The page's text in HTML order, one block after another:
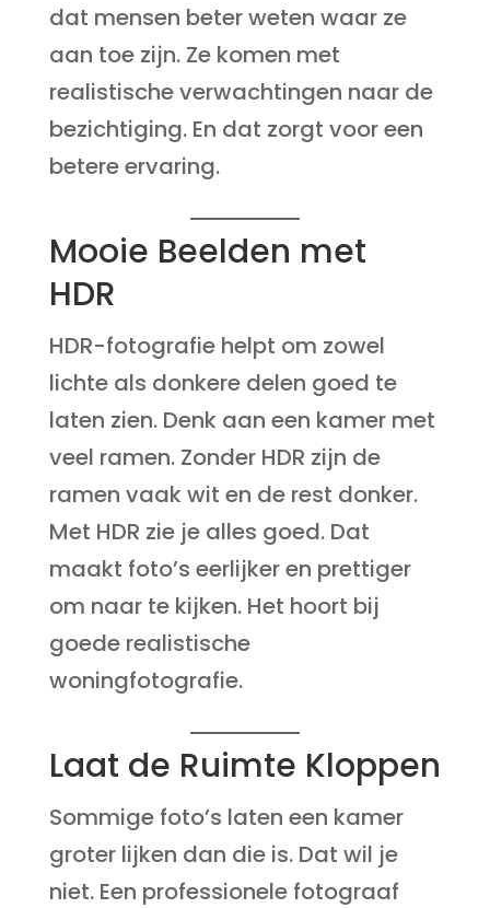
dat mensen beter weten waar ze
aan toe zijn. Ze komen met
realistische verwachtingen naar de
bezichtiging. En dat zorgt voor een
betere ervaring.
Mooie Beelden met
HDR
HDR-fotografie helpt om zowel
lichte als donkere delen goed te
laten zien. Denk aan een kamer met
veel ramen. Zonder HDR zijn de
ramen vaak wit en de rest donker.
Met HDR zie je alles goed. Dat
maakt foto’s eerlijker en prettiger
om naar te kijken. Het hoort bij
goede realistische
woningfotografie.
Laat de Ruimte Kloppen
Sommige foto’s laten een kamer
groter lijken dan die is. Dat wil je
niet. Een professionele fotograaf